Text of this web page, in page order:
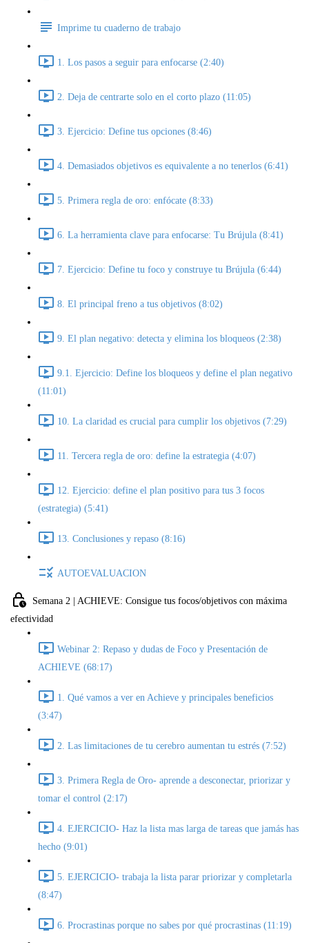
Imprime tu cuaderno de trabajo
1. Los pasos a seguir para enfocarse (2:40)
2. Deja de centrarte solo en el corto plazo (11:05)
3. Ejercicio: Define tus opciones (8:46)
4. Demasiados objetivos es equivalente a no tenerlos (6:41)
5. Primera regla de oro: enfócate (8:33)
6. La herramienta clave para enfocarse: Tu Brújula (8:41)
7. Ejercicio: Define tu foco y construye tu Brújula (6:44)
8. El principal freno a tus objetivos (8:02)
9. El plan negativo: detecta y elimina los bloqueos (2:38)
9.1. Ejercicio: Define los bloqueos y define el plan negativo
(11:01)
10. La claridad es crucial para cumplir los objetivos (7:29)
11. Tercera regla de oro: define la estrategia (4:07)
12. Ejercicio: define el plan positivo para tus 3 focos
(estrategia) (5:41)
13. Conclusiones y repaso (8:16)
AUTOEVALUACION
Semana 2 | ACHIEVE: Consigue tus focos/objetivos con máxima
efectividad
Webinar 2: Repaso y dudas de Foco y Presentación de
ACHIEVE (68:17)
1. Qué vamos a ver en Achieve y principales beneficios
(3:47)
2. Las limitaciones de tu cerebro aumentan tu estrés (7:52)
3. Primera Regla de Oro- aprende a desconectar, priorizar y
tomar el control (2:17)
4. EJERCICIO- Haz la lista mas larga de tareas que jamás has
hecho (9:01)
5. EJERCICIO- trabaja la lista parar priorizar y completarla
(8:47)
6. Procrastinas porque no sabes por qué procrastinas (11:19)